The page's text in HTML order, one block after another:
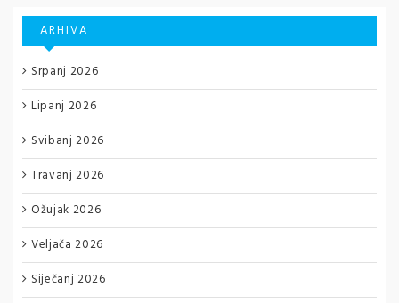
ARHIVA
Srpanj 2026
Lipanj 2026
Svibanj 2026
Travanj 2026
Ožujak 2026
Veljača 2026
Siječanj 2026